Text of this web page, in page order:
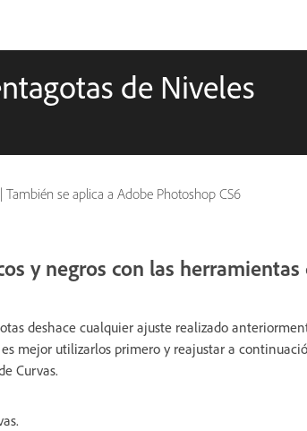
de Niveles
| También se aplica a Adobe Photoshop CS6
y negros con las herramientas
deshace cualquier ajuste realizado
mejor utilizarlos primero y reajustar a
Curvas.